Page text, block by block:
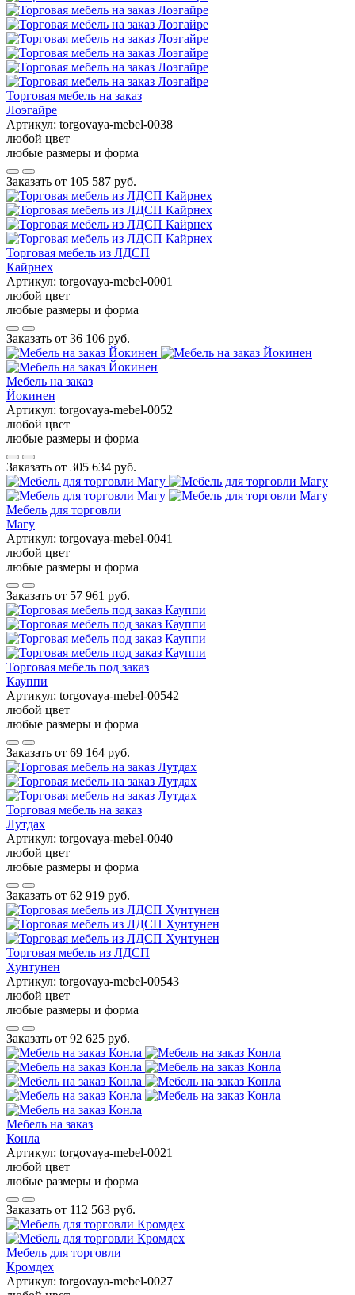
Торговая мебель на заказ
Лоэгайре
Артикул: torgovaya-mebel-0038
любой цвет
любые размеры и форма
Заказать от 105 587 руб.
Торговая мебель из ЛДСП
Кайрнех
Артикул: torgovaya-mebel-0001
любой цвет
любые размеры и форма
Заказать от 36 106 руб.
Мебель на заказ
Йокинен
Артикул: torgovaya-mebel-0052
любой цвет
любые размеры и форма
Заказать от 305 634 руб.
Мебель для торговли
Магу
Артикул: torgovaya-mebel-0041
любой цвет
любые размеры и форма
Заказать от 57 961 руб.
Торговая мебель под заказ
Кауппи
Артикул: torgovaya-mebel-00542
любой цвет
любые размеры и форма
Заказать от 69 164 руб.
Торговая мебель на заказ
Лутдах
Артикул: torgovaya-mebel-0040
любой цвет
любые размеры и форма
Заказать от 62 919 руб.
Торговая мебель из ЛДСП
Хунтунен
Артикул: torgovaya-mebel-00543
любой цвет
любые размеры и форма
Заказать от 92 625 руб.
Мебель на заказ
Конла
Артикул: torgovaya-mebel-0021
любой цвет
любые размеры и форма
Заказать от 112 563 руб.
Мебель для торговли
Кромдех
Артикул: torgovaya-mebel-0027